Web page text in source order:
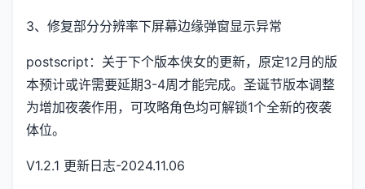
3、修复部分分辨率下屏幕边缘弹窗显示异常
postscript：关于下个版本侠女的更新，原定12月的版
本预计或许需要延期3-4周才能完成。圣诞节版本调整
为增加夜袭作用，可攻略角色均可解锁1个全新的夜袭
体位。
V1.2.1 更新日志-2024.11.06